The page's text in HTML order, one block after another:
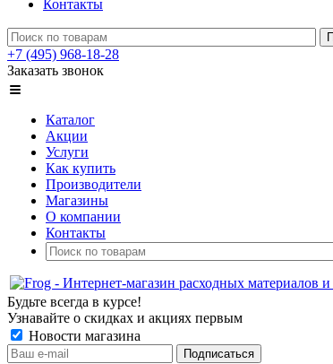
Контакты
+7 (495) 968-18-28
Заказать звонок
Каталог
Акции
Услуги
Как купить
Производители
Магазины
О компании
Контакты
Будьте всегда в курсе!
Узнавайте о скидках и акциях первым
Новости магазина